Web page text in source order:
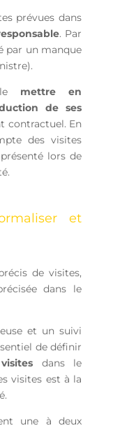
prévues dans
. Par
par un manque
le mettre en
de ses
contractuel. En
des visites
présenté lors de
et
de visites,
dans le
et un suivi
de définir
dans le
visites est à la
une à deux